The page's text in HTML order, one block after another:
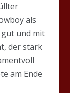
als
gut und mit
der stark
am Ende